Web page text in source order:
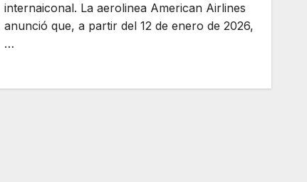
internaiconal. La aerolinea American Airlines
anunció que, a partir del 12 de enero de 2026,
…